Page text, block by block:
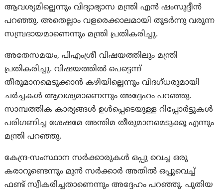
ആവശ്യമില്ലെന്നും വിദ്യാഭ്യാസ മന്ത്രി എന്‍ ഷംസുദ്ദീന്‍
പറഞ്ഞു. അതെല്ലാം വളരെക്കാലമായി തുടര്‍ന്നു വരുന്ന
സമ്പ്രദായമാണെന്നും മന്ത്രി പ്രതികരിച്ചു.
അതേസമയം, പി‌എംശ്രീ വിഷയത്തിലും മന്ത്രി
പ്രതികരിച്ചു. വിഷയത്തിൽ പെട്ടെന്ന്
തീരുമാനമെടുക്കാൻ കഴിയില്ലെന്നും വിദഗ്ധരുമായി
ചർച്ചകൾ ആവശ്യമാണെന്നും അദ്ദേഹം പറഞ്ഞു.
സാമ്പത്തിക കാര്യങ്ങൾ ഉൾപ്പെടെയുള്ള റിപ്പോർട്ടുകൾ
പരിഗണിച്ച ശേഷമേ അന്തിമ തീരുമാനമെടുക്കൂ എന്നും
മന്ത്രി പറഞ്ഞു.
കേന്ദ്ര-സംസ്ഥാന സർക്കാരുകൾ ഒപ്പു വെച്ച ഒരു
കരാറുണ്ടെന്നും മുൻ സർക്കാർ അതിൽ ഒപ്പുവെച്ച്
ഫണ്ട് സ്വീകരിച്ചതാണെന്നും അദ്ദേഹം പറഞ്ഞു. പുതിയ